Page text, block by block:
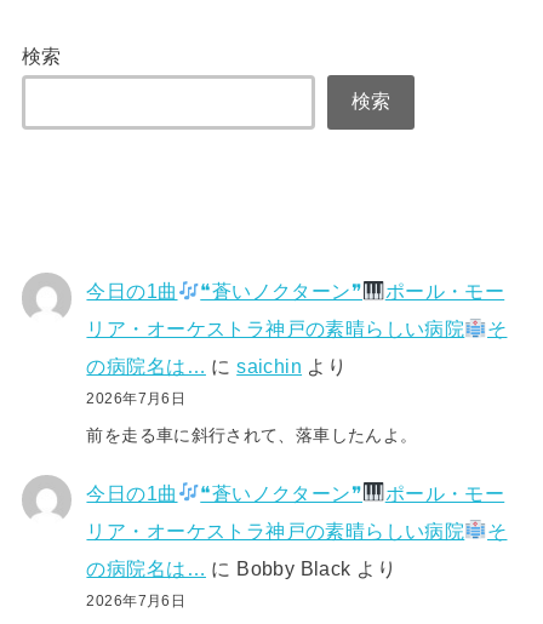
検索
検索
今日の1曲 ❝蒼いノクターン❞
ポール・モー
リア・オーケストラ神戸の素晴らしい病院
そ
の病院名は… にsaichin より
2026年7月6日
前を走る車に斜行されて、落車したんよ。
今日の1曲 ❝蒼いノクターン❞
ポール・モー
リア・オーケストラ神戸の素晴らしい病院
そ
の病院名は… に Bobby Black より
2026年7月6日